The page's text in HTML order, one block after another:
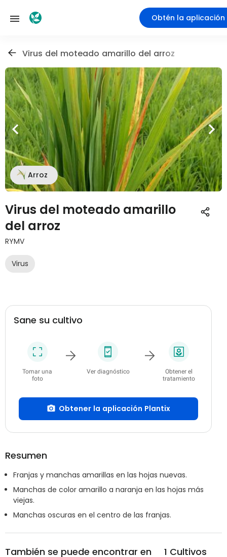
Obtén la aplicación
Virus del moteado amarillo del arroz
Arroz
Virus del moteado amarillo
del arroz
RYMV
Virus
Sane su cultivo
Tomar una
foto
Ver diagnóstico
Obtener el
tratamiento
Obtener la aplicación Plantix
Resumen
Franjas y manchas amarillas en las hojas nuevas.
Manchas de color amarillo a naranja en las hojas más
viejas.
Manchas oscuras en el centro de las franjas.
También se puede encontrar en 1 Cultivos